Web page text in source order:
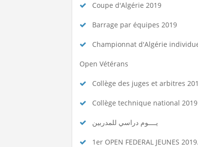
Coupe d'Algérie 2019
Barrage par équipes 2019
Championnat d'Algérie
Open Vétérans
Collège des juges et arbitres
Collège technique national 2019
يــــوم دراسي للمدربين
1er OPEN FEDERAL JEUNES